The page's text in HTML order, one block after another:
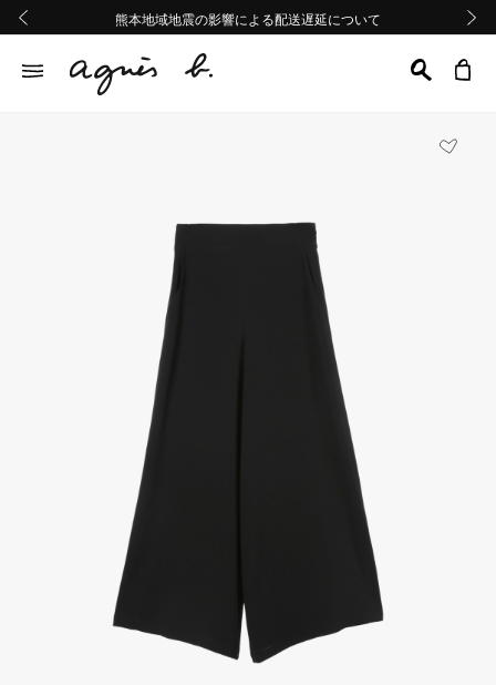
熊本地域地震の影響による配送遅延について
Summer Sale 2buy10%OFF!!
熊本地域地震の影響による配送遅延について
Summer Sale 2buy10%OFF!!